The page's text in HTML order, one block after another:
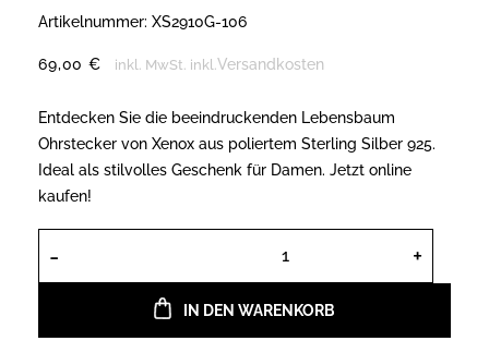
Artikelnummer: XS2910G-106
69,00€ inkl. MwSt. inkl.Versandkosten
Entdecken Sie die beeindruckenden Lebensbaum
Ohrstecker von Xenox aus poliertem Sterling Silber 925.
Ideal als stilvolles Geschenk für Damen. Jetzt online
kaufen!
Xenox Lebensbaum Ohrstecker
IN DEN WARENKORB